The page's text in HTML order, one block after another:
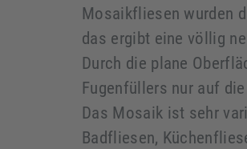
Mosaikfliesen wurden
das ergibt eine völlig
Durch die plane
Fugenfüllers nur auf
Das Mosaik ist sehr
Badfliesen,